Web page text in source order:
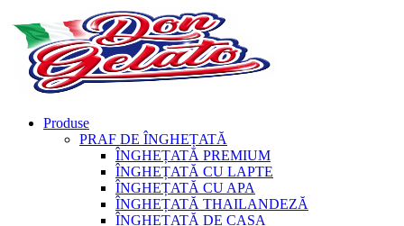
Produse
PRAF DE ÎNGHEȚATĂ
ÎNGHEȚATĂ PREMIUM
ÎNGHEȚATĂ CU LAPTE
ÎNGHEȚATĂ CU APA
ÎNGHEȚATĂ THAILANDEZĂ
ÎNGHEȚATĂ DE CASA